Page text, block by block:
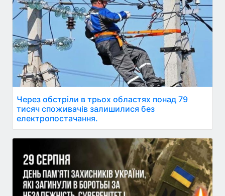
Через обстріли в трьох областях понад 79
тисяч споживачів залишилися без
електропостачання.